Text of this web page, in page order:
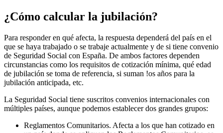
¿Cómo calcular la jubilación?
Para responder en qué afecta, la respuesta dependerá del país en el
que se haya trabajado o se trabaje actualmente y de si tiene convenio
de Seguridad Social con España. De ambos factores dependen
circunstancias como los requisitos de cotización mínima, qué edad
de jubilación se toma de referencia, si suman !os años para la
jubilación anticipada, etc.
La Seguridad Social tiene suscritos convenios internacionales con
múltiples países, aunque podemos establecer dos grandes grupos:
Reglamentos Comunitarios. Afecta a los que han cotizado en